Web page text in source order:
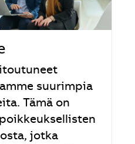
suurimpia
Tämä on
jotka